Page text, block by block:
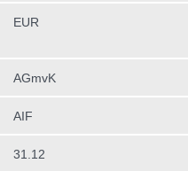
EUR
AGmvK
AIF
31.12